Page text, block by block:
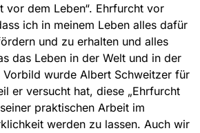
vor dem Leben“. Ehrfurcht vor
ich in meinem Leben alles dafür
und zu erhalten und alles
das Leben in der Welt und in der
Vorbild wurde Albert Schweitzer für
er versucht hat, diese „Ehrfurcht
praktischen Arbeit im
werden zu lassen. Auch wir